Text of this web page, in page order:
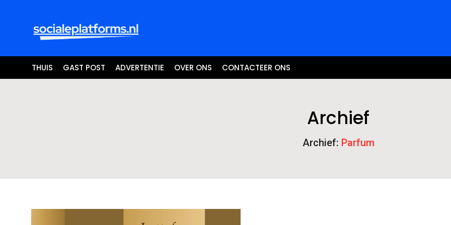
THUIS GAST POST ADVERTENTIE OVER ONS CONTACTEER ONS
Archief
Archief: Parfum